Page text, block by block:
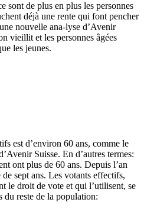
sont de plus en plus les personnes
déjà une rente qui font pencher
nouvelle ana-lyse d’Avenir
vieillit et les personnes âgées
les jeunes.
est d’environ 60 ans, comme le
Suisse. En d’autres termes:
ont plus de 60 ans. Depuis l’an
sept ans. Les votants effectifs,
le droit de vote et qui l’utilisent, se
du reste de la population: